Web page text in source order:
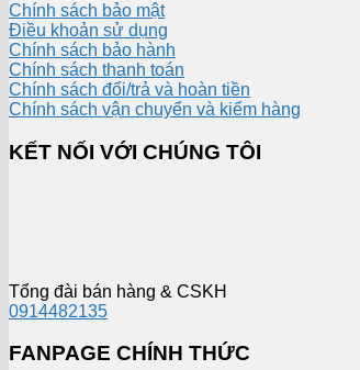
Chính sách bảo mật
Điều khoản sử dụng
Chính sách bảo hành
Chính sách thanh toán
Chính sách đổi/trả và hoàn tiền
Chính sách vận chuyển và kiểm hàng
KẾT NỐI VỚI CHÚNG TÔI
Tổng đài bán hàng & CSKH
0914482135
FANPAGE CHÍNH THỨC